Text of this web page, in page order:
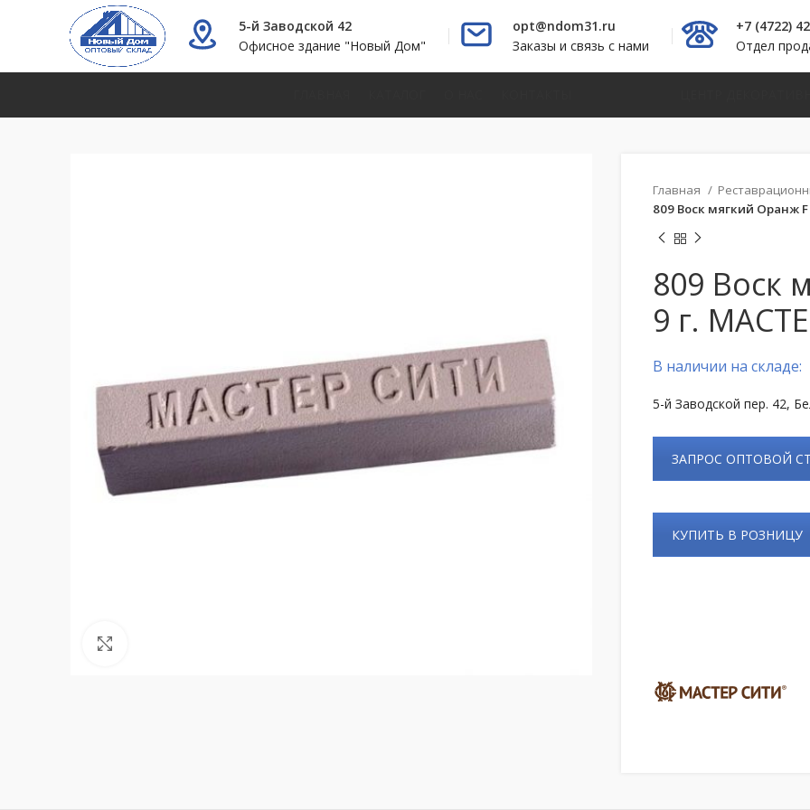
5-й Заводской 42
Офисное здание "Новый Дом"
opt@ndom31.ru
Заказы и связь с нами
+7 (4722)
Отдел
Главная
809 Воск мягкий Оранж
809 Воск
9 г.
В наличии на складе:
5-й Заводской пер. 42,
ЗАПРОС ОПТОВОЙ
КУПИТЬ В РОЗНИЦУ